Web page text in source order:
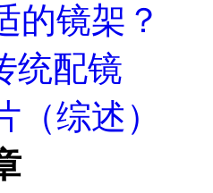
的镜架？
统配镜
（综述）